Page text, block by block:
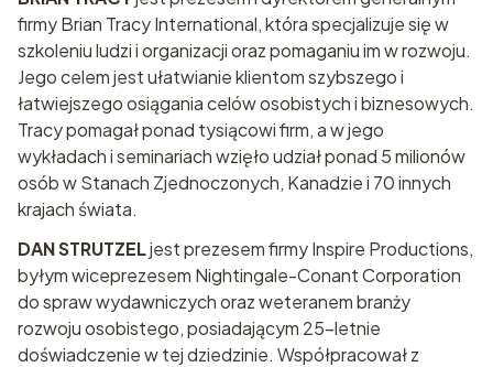
firmy Brian Tracy International, która specjalizuje się w
szkoleniu ludzi i organizacji oraz pomaganiu im w rozwoju.
Jego celem jest ułatwianie klientom szybszego i
łatwiejszego osiągania celów osobistych i biznesowych.
Tracy pomagał ponad tysiącowi firm, a w jego
wykładach i seminariach wzięło udział ponad 5 milionów
osób w Stanach Zjednoczonych, Kanadzie i 70 innych
krajach świata.
DAN STRUTZELjest prezesem firmy Inspire Productions,
byłym wiceprezesem Nightingale-Conant Corporation
do spraw wydawniczych oraz weteranem branży
rozwoju osobistego, posiadającym 25-letnie
doświadczenie w tej dziedzinie. Współpracował z